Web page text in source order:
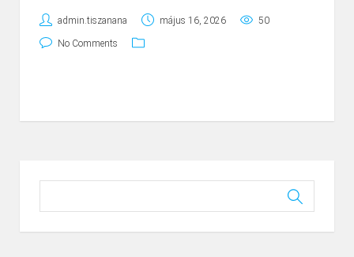
admin.tiszanana május 16, 2026 50
No Comments